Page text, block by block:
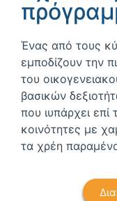
Ένας από τους
εμποδίζουν την
του
βασικών
που ιυπάρχει επί
κοινότητες με
τα χρέη